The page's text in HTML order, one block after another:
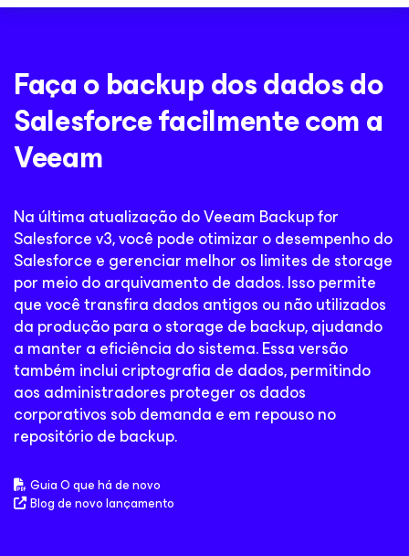
Faça o backup dos dados do
Salesforce facilmente com a
Veeam
Na última atualização do Veeam Backup for
Salesforce v3, você pode otimizar o desempenho do
Salesforce e gerenciar melhor os limites de storage
por meio do arquivamento de dados. Isso permite
que você transfira dados antigos ou não utilizados
da produção para o storage de backup, ajudando
a manter a eficiência do sistema. Essa versão
também inclui criptografia de dados, permitindo
aos administradores proteger os dados
corporativos sob demanda e em repouso no
repositório de backup.
Guia O que há de novo
Blog de novo lançamento